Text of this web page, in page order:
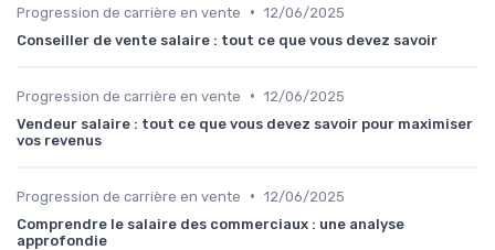
Progression de carrière en vente • 12/06/2025
Conseiller de vente salaire : tout ce que vous devez savoir
Progression de carrière en vente • 12/06/2025
Vendeur salaire : tout ce que vous devez savoir pour maximiser
vos revenus
Progression de carrière en vente • 12/06/2025
Comprendre le salaire des commerciaux : une analyse
approfondie